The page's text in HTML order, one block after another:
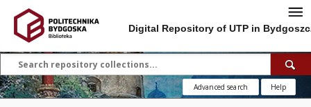
Digital Repository of UTP in
Advanced search Help